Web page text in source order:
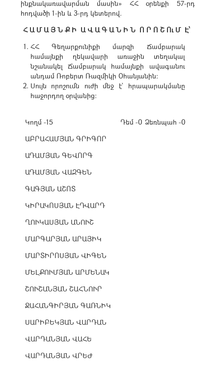
ինքնակառավարման մասին» ՀՀ օրենքի 57-րդ
հոդվածի 1-ին և 3-րդ կետերով.
Հ Ա Մ Ա Յ Ն Ք Ի Ա Վ Ա Գ Ա Ն Ի Ն Ո Ր Ո Շ Ու Մ Է՝
ՀՀ Գեղարքունիքի մարզի Ճամբարակ
համայնքի ղեկավարի առաջին տեղակալ
նշանակել Ճամբարակ համայնքի ավագանու
անդամ Ռոբերտ Ռազմիկի Օհանյանին:
Սույն որոշումն ուժի մեջ է` հրապարակմանը
հաջորդող օրվանից:
Կողմ -15
ԱԲՐԱՀԱՄՅԱՆ ԳՐԻԳՈՐ
ԱԴԱՄՅԱՆ ԳԵՎՈՐԳ
ԱԴԱՄՅԱՆ ՎԱԶԳԵՆ
ԳԱԳՅԱՆ ԱՇՈՏ
ԿԻՐԱԿՈՍՅԱՆ ԷԴՎԱՐԴ
ՂՈՒԿԱՍՅԱՆ ԱՆՈՒՇ
ՄԱՐԳԱՐՅԱՆ ԱՐԱՅԻԿ
ՄԱՐՏԻՐՈՍՅԱՆ ՎԻԳԵՆ
ՄԵԼՔՈՒՄՅԱՆ ԱՐՄԵՆԱԿ
ՇՈՒՇԱՆՅԱՆ ՇԱՀՆՈՒՐ
ՋԱՀԱՆԳԻՐՅԱՆ ԳԱՌՆԻԿ
ՍԱՐԻԲԵԿՅԱՆ ՎԱՐԴԱՆ
ՎԱՐԴԱՆՅԱՆ ՎԱՀԵ
ՎԱՐԴԱՆՅԱՆ ՎՐԵԺ
Դեմ -0 Ձեռնպահ -0